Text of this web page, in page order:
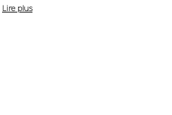
Lire plus